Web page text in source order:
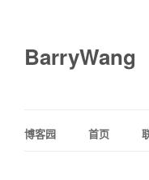
BarryWang
博客园 首页